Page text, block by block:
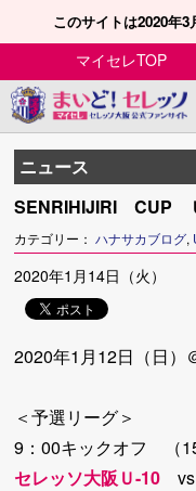
このサイトは2020年3
マイセレTOP
ニュース
SENRIHIJIRI CUP
カテゴリー：ハナサカブログ,
2020年1月14日（火）
2020年1月12日（日）
＜予選リーグ＞
9：00キックオフ （15
セレッソ大阪Ｕ-10